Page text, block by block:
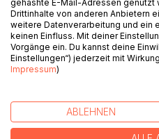
gehashte E-Mail-Adressen genutzt
Drittinhalte von anderen Anbietern
weitere Datenverarbeitung und ein
keinen Einfluss. Mit deiner
Vorgänge ein. Du kannst deine
Einstellungen“) jederzeit mit
Impressum)
ABLEHNEN